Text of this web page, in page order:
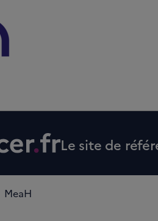
Le site de
MeaH